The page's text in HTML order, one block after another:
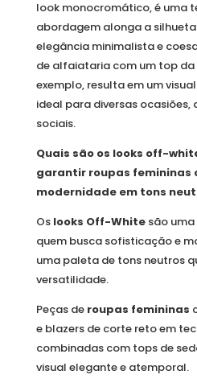
look monocromático, é uma
abordagem alonga a
elegância minimalista e
de alfaiataria com um top da
exemplo, resulta em um
ideal para diversas
sociais.
Quais são os looks off-
garantir roupas femininas
modernidade em tons
Os looks Off-Whitesão uma
quem busca sofisticação e
uma paleta de tons neutros
versatilidade.
Peças de roupas femininas
e blazers de corte reto em
combinadas com tops de
visual elegante e atemporal.